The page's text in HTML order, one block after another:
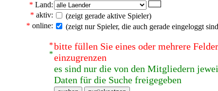
* Land:
* aktiv:
(zeigt gerade aktive Spieler)
* online: (zeigt nur Spieler, die auch gerade eingeloggt
*
*
bitte füllen Sie eines oder mehrere
einzugrenzen
es sind nur die von den Mitgliedern
Daten für die Suche freigegeben